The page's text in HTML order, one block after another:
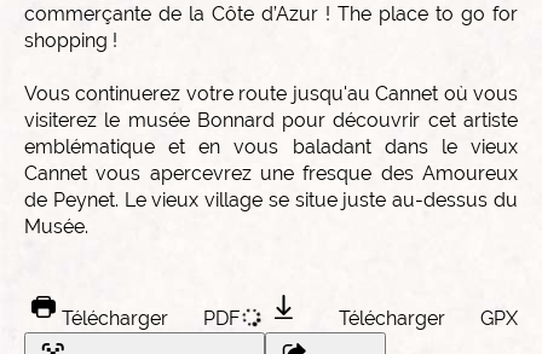
commerçante de la Côte d’Azur ! The place to go for
shopping !
Vous continuerez votre route jusqu'au Cannet où vous
visiterez le musée Bonnard pour découvrir cet artiste
emblématique et en vous baladant dans le vieux
Cannet vous apercevrez une fresque des Amoureux
de Peynet. Le vieux village se situe juste au-dessus du
Musée.
Télécharger PDF Télécharger GPX